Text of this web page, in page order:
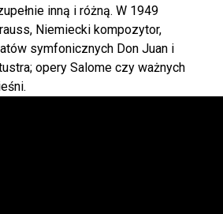
inną i różną. W 1949
Niemiecki kompozytor,
symfonicznych Don Juan i
opery Salome czy ważnych